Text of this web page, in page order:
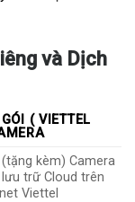
và Dịch
( VIETTEL
(tặng kèm) Camera
trữ Cloud trên
Viettel